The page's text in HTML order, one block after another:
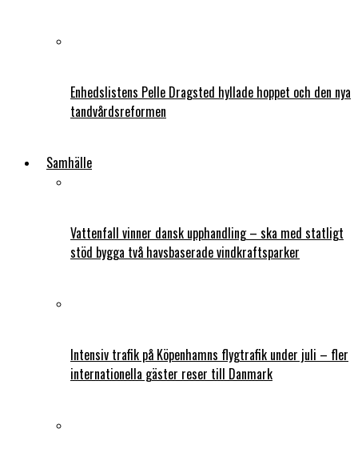
Enhedslistens Pelle Dragsted hyllade hoppet och den nya
tandvårdsreformen
Samhälle
Vattenfall vinner dansk upphandling – ska med statligt
stöd bygga två havsbaserade vindkraftsparker
Intensiv trafik på Köpenhamns flygtrafik under juli – fler
internationella gäster reser till Danmark